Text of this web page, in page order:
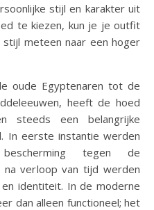
stijl en karakter uit
te kiezen, kun je je outfit
meteen naar een hoger
oude Egyptenaren tot de
heeft de hoed
steeds een belangrijke
In eerste instantie werden
tegen de
na verloop van tijd werden
identiteit. In de moderne
dan alleen functioneel; het